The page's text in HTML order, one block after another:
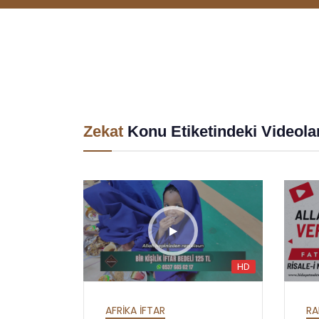
Zekat Konu Etiketindeki
HD
AFRİKA İFTAR
HD
HAFTALIK SOHBETLER
MEKTUBAT - YİRMİ